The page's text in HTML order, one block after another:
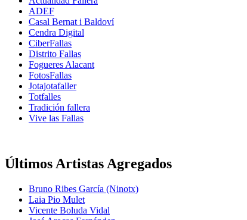
ADEF
Casal Bernat i Baldoví
Cendra Digital
CiberFallas
Distrito Fallas
Fogueres Alacant
FotosFallas
Jotajotafaller
Totfalles
Tradición fallera
Vive las Fallas
Últimos Artistas Agregados
Bruno Ribes García (Ninotx)
Laia Pio Mulet
Vicente Boluda Vidal